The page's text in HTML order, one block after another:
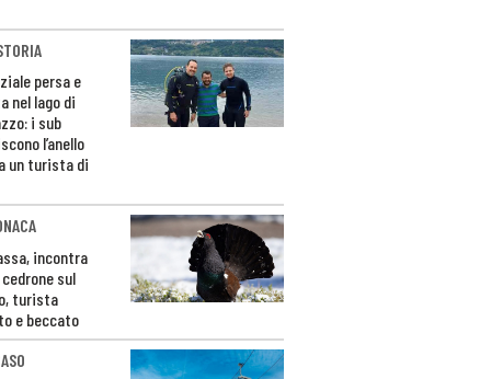
persa e
nel lago di
i sub
l’anello
un turista di
incontra
sul
turista
e beccato